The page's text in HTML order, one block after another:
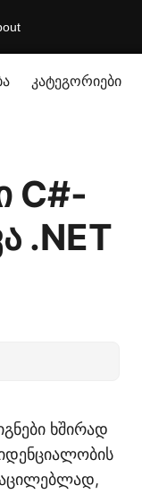
კატეგორიები
C#-
.NET
ხშირად